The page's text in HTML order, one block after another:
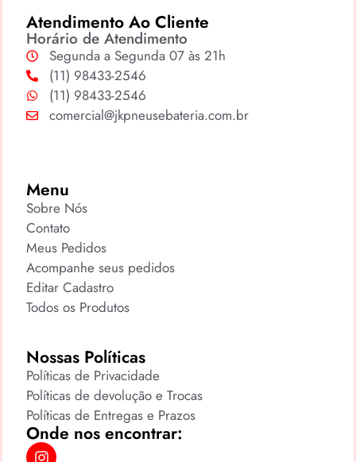
Atendimento Ao Cliente
Horário de Atendimento
Segunda a Segunda 07 às 21h
(11) 98433-2546
(11) 98433-2546
comercial@jkpneusebateria.com.br
Menu
Sobre Nós
Contato
Meus Pedidos
Acompanhe seus pedidos
Editar Cadastro
Todos os Produtos
Nossas Políticas
Políticas de Privacidade
Políticas de devolução e Trocas
Políticas de Entregas e Prazos
Onde nos encontrar: